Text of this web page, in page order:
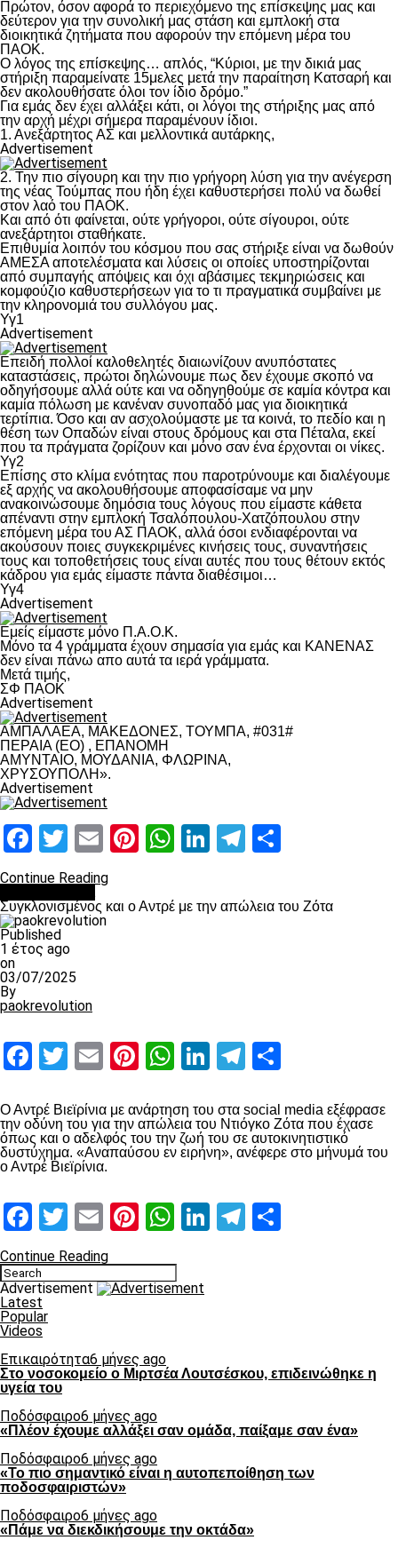
Πρώτον, όσον αφορά το περιεχόμενο της επίσκεψης μας και
δεύτερον για την συνολική μας στάση και εμπλοκή στα
διοικητικά ζητήματα που αφορούν την επόμενη μέρα του
ΠΑΟΚ.
Ο λόγος της επίσκεψης… απλός, “Κύριοι, με την δικιά μας
στήριξη παραμείνατε 15μελες μετά την παραίτηση Κατσαρή και
δεν ακολουθήσατε όλοι τον ίδιο δρόμο.”
Για εμάς δεν έχει αλλάξει κάτι, οι λόγοι της στήριξης μας από
την αρχή μέχρι σήμερα παραμένουν ίδιοι.
1. Ανεξάρτητος ΑΣ και μελλοντικά αυτάρκης,
Advertisement
2. Την πιο σίγουρη και την πιο γρήγορη λύση για την ανέγερση
της νέας Τούμπας που ήδη έχει καθυστερήσει πολύ να δωθεί
στον λαό του ΠΑΟΚ.
Και από ότι φαίνεται, ούτε γρήγοροι, ούτε σίγουροι, ούτε
ανεξάρτητοι σταθήκατε.
Επιθυμία λοιπόν του κόσμου που σας στήριξε είναι να δωθούν
ΑΜΕΣΑ αποτελέσματα και λύσεις οι οποίες υποστηρίζονται
από συμπαγής απόψεις και όχι αβάσιμες τεκμηριώσεις και
κομφούζιο καθυστερήσεων για το τι πραγματικά συμβαίνει με
την κληρονομιά του συλλόγου μας.
Υγ1
Advertisement
Επειδή πολλοί καλοθελητές διαιωνίζουν ανυπόστατες
καταστάσεις, πρώτοι δηλώνουμε πως δεν έχουμε σκοπό να
οδηγήσουμε αλλά ούτε και να οδηγηθούμε σε καμία κόντρα και
καμία πόλωση με κανέναν συνοπαδό μας για διοικητικά
τερτίπια. Όσο και αν ασχολούμαστε με τα κοινά, το πεδίο και η
θέση των Οπαδών είναι στους δρόμους και στα Πέταλα, εκεί
που τα πράγματα ζορίζουν και μόνο σαν ένα έρχονται οι νίκες.
Υγ2
Επίσης στο κλίμα ενότητας που παροτρύνουμε και διαλέγουμε
εξ αρχής να ακολουθήσουμε αποφασίσαμε να μην
ανακοινώσουμε δημόσια τους λόγους που είμαστε κάθετα
απέναντι στην εμπλοκή Τσαλόπουλου-Χατζόπουλου στην
επόμενη μέρα του ΑΣ ΠΑΟΚ, αλλά όσοι ενδιαφέρονται να
ακούσουν ποιες συγκεκριμένες κινήσεις τους, συναντήσεις
τους και τοποθετήσεις τους είναι αυτές που τους θέτουν εκτός
κάδρου για εμάς είμαστε πάντα διαθέσιμοι…
Υγ4
Advertisement
Εμείς είμαστε μόνο Π.Α.Ο.Κ.
Μόνο τα 4 γράμματα έχουν σημασία για εμάς και ΚΑΝΕΝΑΣ
δεν είναι πάνω απο αυτά τα ιερά γράμματα.
Μετά τιμής,
ΣΦ ΠΑΟΚ
Advertisement
ΑΜΠΑΛΑΕΑ, ΜΑΚΕΔΟΝΕΣ, ΤΟΥΜΠΑ, #031#
ΠΕΡΑΙΑ (ΕΟ) , ΕΠΑΝΟΜΗ
ΑΜΥΝΤΑΙΟ, ΜΟΥΔΑΝΙΑ, ΦΛΩΡΙΝΑ,
ΧΡΥΣΟΥΠΟΛΗ».
Advertisement
Facebook
Twitter
EmailPinterest
WhatsApp
LinkedIn
Telegram
Continue Reading
Συγκλονισμένος και ο Αντρέ με την απώλεια του Ζότα
Published
1 έτος ago
on
03/07/2025
By
paokrevolution
Facebook
Twitter
EmailPinterest
WhatsApp
LinkedIn
Telegram
Ο Αντρέ Βιεϊρίνια με ανάρτηση του στα social media εξέφρασε
την οδύνη του για την απώλεια του Ντιόγκο Ζότα που έχασε
όπως και ο αδελφός του την ζωή του σε αυτοκινητιστικό
δυστύχημα. «Αναπαύσου εν ειρήνη», ανέφερε στο μήνυμά του
ο Αντρέ Βιεϊρίνια.
Facebook
Twitter
EmailPinterest
WhatsApp
LinkedIn
Telegram
Continue Reading
Advertisement
Latest
Popular
Videos
Επικαιρότητα6 μήνες ago
Στο νοσοκομείο ο Μιρτσέα Λουτσέσκου, επιδεινώθηκε η
υγεία του
Ποδόσφαιρο6 μήνες ago
«Πλέον έχουμε αλλάξει σαν ομάδα, παίξαμε σαν ένα»
Ποδόσφαιρο6 μήνες ago
«Το πιο σημαντικό είναι η αυτοπεποίθηση των
ποδοσφαιριστών»
Ποδόσφαιρο6 μήνες ago
«Πάμε να διεκδικήσουμε την οκτάδα»